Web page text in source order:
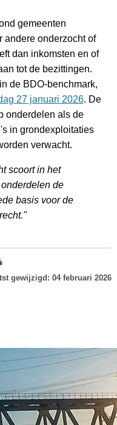
gemeenten
andere onderzocht of
dan inkomsten en of
tot de bezittingen.
de BDO-benchmark,
27 januari 2026. De
onderdelen als de
in grondexploitaties
verwacht.
scoort in het
de
basis voor de
gewijzigd: 04 februari 2026